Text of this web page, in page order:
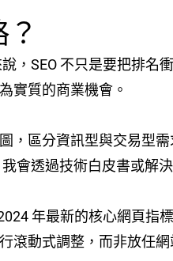
，SEO 不只是要把排名
實質的商業機會。
，區分資訊型與交易型
會透過技術白皮書或解
年最新的核心網頁指
滾動式調整，而非放任網